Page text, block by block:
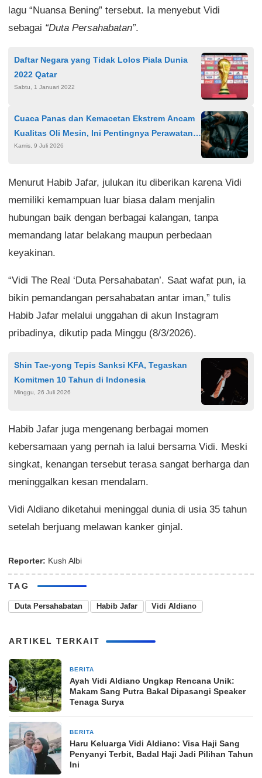
lagu “Nuansa Bening” tersebut. Ia menyebut Vidi
sebagai “Duta Persahabatan”.
Daftar Negara yang Tidak Lolos Piala Dunia
2022 Qatar
Sabtu, 1 Januari 2022
Cuaca Panas dan Kemacetan Ekstrem Ancam
Kualitas Oli Mesin, Ini Pentingnya Perawatan
Rutin
Kamis, 9 Juli 2026
Menurut Habib Jafar, julukan itu diberikan karena Vidi
memiliki kemampuan luar biasa dalam menjalin
hubungan baik dengan berbagai kalangan, tanpa
memandang latar belakang maupun perbedaan
keyakinan.
“Vidi The Real ‘Duta Persahabatan’. Saat wafat pun, ia
bikin pemandangan persahabatan antar iman,” tulis
Habib Jafar melalui unggahan di akun Instagram
pribadinya, dikutip pada Minggu (8/3/2026).
Shin Tae-yong Tepis Sanksi KFA, Tegaskan
Komitmen 10 Tahun di Indonesia
Minggu, 26 Juli 2026
Habib Jafar juga mengenang berbagai momen
kebersamaan yang pernah ia lalui bersama Vidi. Meski
singkat, kenangan tersebut terasa sangat berharga dan
meninggalkan kesan mendalam.
Vidi Aldiano diketahui meninggal dunia di usia 35 tahun
setelah berjuang melawan kanker ginjal.
Reporter: Kush Albi
TAG
Duta Persahabatan Habib Jafar Vidi Aldiano
ARTIKEL TERKAIT
BERITA
Ayah Vidi Aldiano Ungkap Rencana Unik:
Makam Sang Putra Bakal Dipasangi Speaker
Tenaga Surya
BERITA
Haru Keluarga Vidi Aldiano: Visa Haji Sang
Penyanyi Terbit, Badal Haji Jadi Pilihan Tahun
Ini